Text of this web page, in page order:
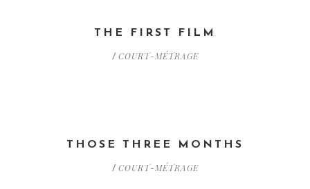
THE FIRST FILM
/ COURT-MÉTRAGE
THOSE THREE MONTHS
/ COURT-MÉTRAGE